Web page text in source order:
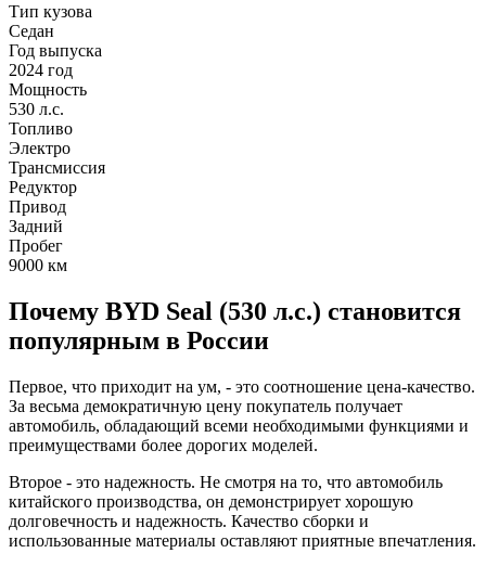
Тип кузова
Седан
Год выпуска
2024 год
Мощность
530 л.с.
Топливо
Электро
Трансмиссия
Редуктор
Привод
Задний
Пробег
9000 км
Почему BYD Seal (530 л.с.) становится
популярным в России
Первое, что приходит на ум, - это соотношение цена-качество.
За весьма демократичную цену покупатель получает
автомобиль, обладающий всеми необходимыми функциями и
преимуществами более дорогих моделей.
Второе - это надежность. Не смотря на то, что автомобиль
китайского производства, он демонстрирует хорошую
долговечность и надежность. Качество сборки и
использованные материалы оставляют приятные впечатления.